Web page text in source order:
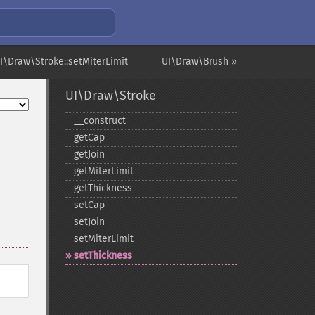
UI\Draw\Brush »
UI\Draw\Stroke
_​_​construct
getCap
getJoin
getMiterLimit
getThickness
setCap
setJoin
setMiterLimit
setThickness